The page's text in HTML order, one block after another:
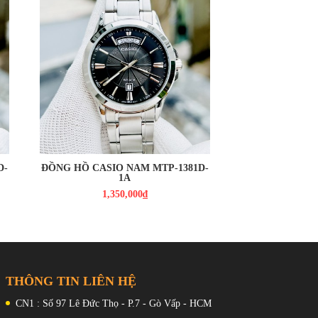
1,350,000₫
ĐỒNG HỒ CASIO NAM MTP-1381D-
1A
1,350,000₫
THÔNG TIN LIÊN HỆ
CN1 : Số 97 Lê Đức Thọ - P.7 - Gò Vấp - HCM